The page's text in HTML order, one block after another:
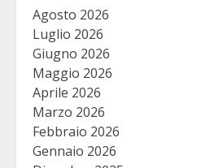
Agosto 2026
Luglio 2026
Giugno 2026
Maggio 2026
Aprile 2026
Marzo 2026
Febbraio 2026
Gennaio 2026